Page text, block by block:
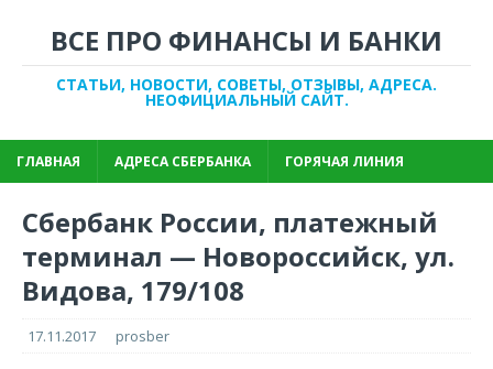
ВСЕ ПРО ФИНАНСЫ И БАНКИ
СТАТЬИ, НОВОСТИ, СОВЕТЫ, ОТЗЫВЫ, АДРЕСА.
НЕОФИЦИАЛЬНЫЙ САЙТ.
ГЛАВНАЯ АДРЕСА СБЕРБАНКА ГОРЯЧАЯ ЛИНИЯ
Сбербанк России, платежный
терминал — Новороссийск, ул.
Видова, 179/108
17.11.2017 prosber